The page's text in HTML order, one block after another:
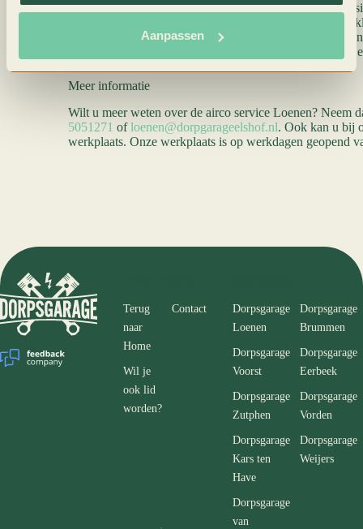
Aanpassen
aangedreven door een bedreven team met een sterke
kwaliteit, maar vooral: mensen. Vanuit de modern
klanten uit de directe omgeving. Maar ook van
het allerbeste. Dit geldt voor onze apparatuur, service én
Meer informatie
Wilt u meer weten over de airco service Loenen? Neem
5051271 ofloenen@dorpgarageelshof.nl. Ook kan u bij
werkplaats. Onze werkplaats is op werkdagen geopend
Terug
naar
Home
Contact
Wil je
ook lid
worden?
Dorpsgarage
Loenen
Dorpsgarage
Brummen
Dorpsgarage
Voorst
Dorpsgarage
Eerbeek
Dorpsgarage
Zutphen
Dorpsgarage
Vorden
Dorpsgarage
Kars ten
Have
Dorpsgarage
Weijers
Dorpsgarage
van